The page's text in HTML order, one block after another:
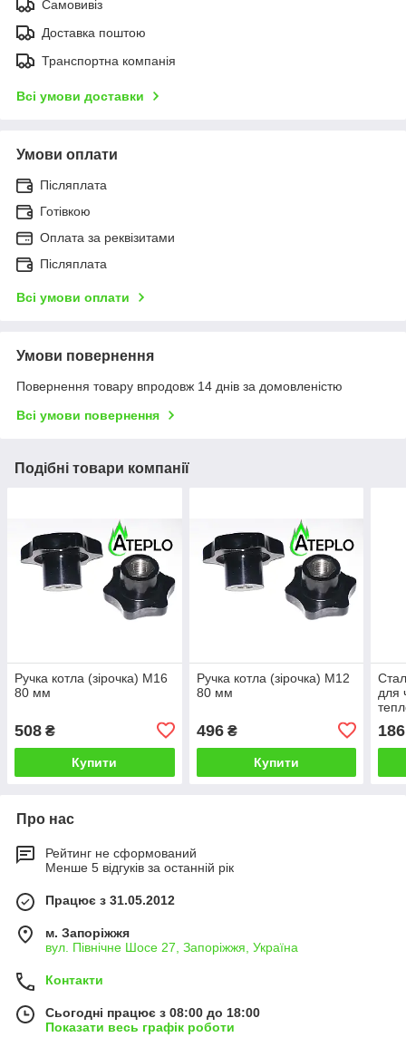
Самовивіз
Доставка поштою
Транспортна компанія
Всі умови доставки
Умови оплати
Післяплата
Готівкою
Оплата за реквізитами
Післяплата
Всі умови оплати
Умови повернення
Повернення товару впродовж 14 днів за домовленістю
Всі умови повернення
Подібні товари компанії
Ручка котла (зірочка) M16
80 мм
508 ₴
Купити
Ручка котла (зірочка) M12
80 мм
496₴
Купити
для
60
186
Про нас
Рейтинг не сформований
Менше 5 відгуків за останній рік
Працює з 31.05.2012
м. Запоріжжя
вул. Північне Шосе 27, Запоріжжя, Україна
Контакти
Сьогодні працює з 08:00 до 18:00
Показати весь графік роботи